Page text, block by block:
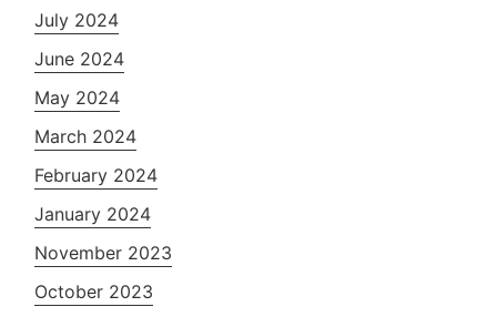
July 2024
June 2024
May 2024
March 2024
February 2024
January 2024
November 2023
October 2023